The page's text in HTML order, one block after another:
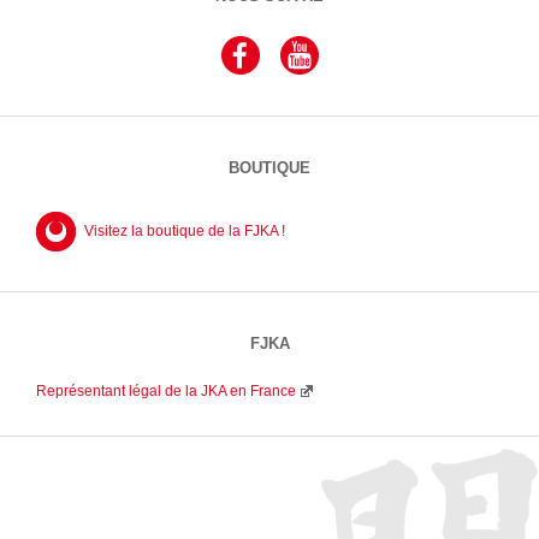
BOUTIQUE
Visitez la boutique de la FJKA !
FJKA
Représentant légal de la JKA en France